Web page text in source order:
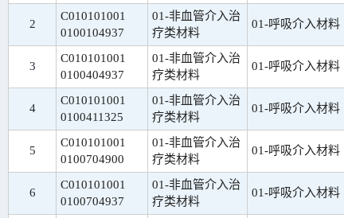
2
C010101001
0100104937
01-非血管介入治
疗类材料
01-呼吸介入材料
3
C010101001
0100404937
01-非血管介入治
疗类材料
01-呼吸介入材料
4
C010101001
0100411325
01-非血管介入治
疗类材料
01-呼吸介入材料
5
C010101001
0100704900
01-非血管介入治
疗类材料
01-呼吸介入材料
6
C010101001
0100704937
01-非血管介入治
疗类材料
01-呼吸介入材料